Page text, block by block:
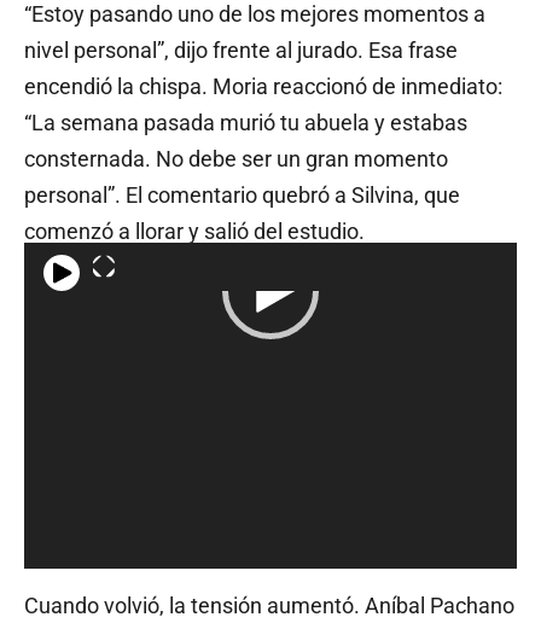
“Estoy pasando uno de los mejores momentos a
nivel personal”, dijo frente al jurado. Esa frase
encendió la chispa. Moria reaccionó de inmediato:
“La semana pasada murió tu abuela y estabas
consternada. No debe ser un gran momento
personal”. El comentario quebró a Silvina, que
comenzó a llorar y salió del estudio.
Cuando volvió, la tensión aumentó. Aníbal Pachano